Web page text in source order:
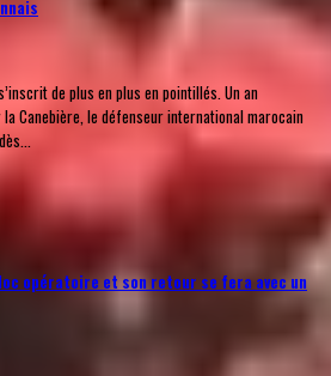
de plus en plus en pointillés. Un an
Canebière, le défenseur international marocain
opératoire et son retour se fera avec un